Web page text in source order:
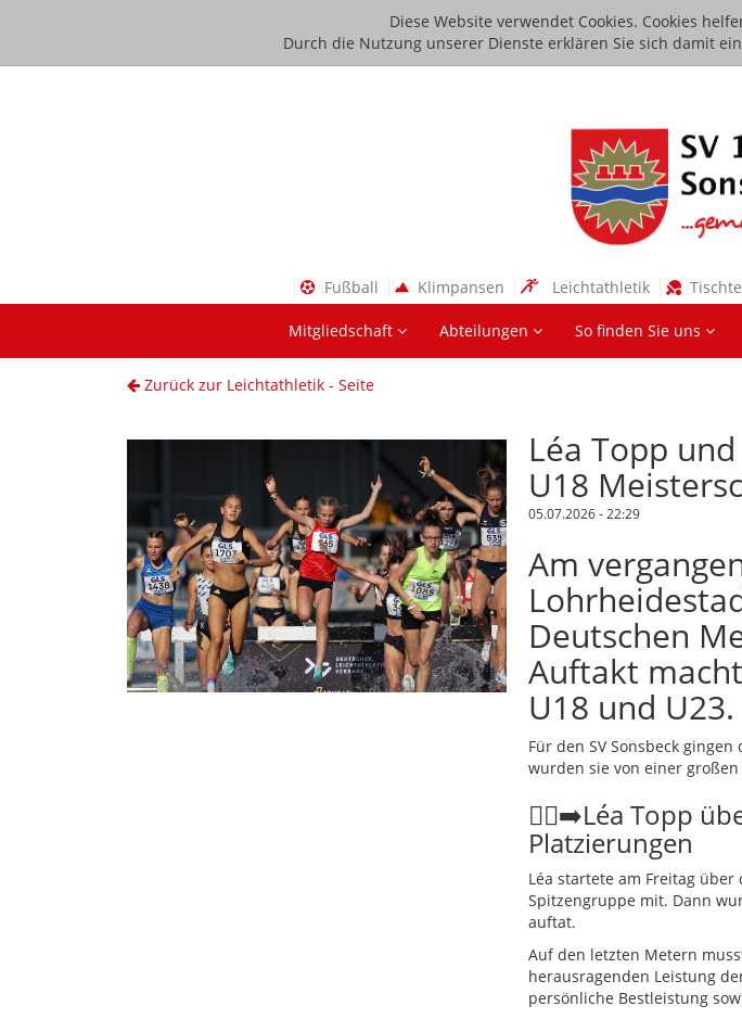
Diese Website verwendet Cookies. Cookies
Durch die Nutzung unserer Dienste erklären Sie sich damit
Fußball Klimpansen Leichtathletik
Mitgliedschaft Abteilungen So finden Sie uns
Zurück zur Leichtathletik - Seite
Léa Topp
U18
05.07.2026 - 22:29
Am
Deutschen
Auftakt
U18 und U23.
Für den SV Sonsbeck
wurden sie von einer
🏃‍♀️‍➡️Léa Topp
Platzierungen
Léa startete am Freitag
Spitzengruppe mit. Dann
auftat.
Auf den letzten Metern
herausragenden Leistung
persönliche Bestleistung